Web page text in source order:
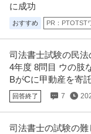
に成功
おすすめ PR：PTOTST
司法書士試験の民
4年度 8問目 ウの肢
BがCに甲動産を寄
回答終了 7
司法書士の試験の